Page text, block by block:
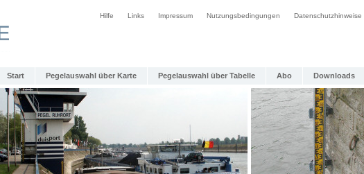
Hilfe Links Impressum Nutzungsbedingungen Datenschutzhinweise
Start Pegelauswahl über Karte Pegelauswahl über Tabelle Abo Downloads